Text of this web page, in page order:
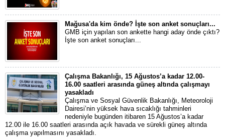
Mağusa'da kim önde? İşte son anket sonuçları...
GMB için yapılan son ankette hangi aday önde çıktı?
İşte son anket sonuçları...
Çalışma Bakanlığı, 15 Ağustos’a kadar 12.00-
16.00 saatleri arasında güneş altında çalışmayı
yasakladı
Çalışma ve Sosyal Güvenlik Bakanlığı, Meteoroloji
Dairesi’nin yüksek hava sıcaklığı tahminleri
nedeniyle bugünden itibaren 15 Ağustos’a kadar
12.00 ile 16.00 saatleri arasında açık havada ve sürekli güneş altında
çalışma yapılmasını yasakladı.